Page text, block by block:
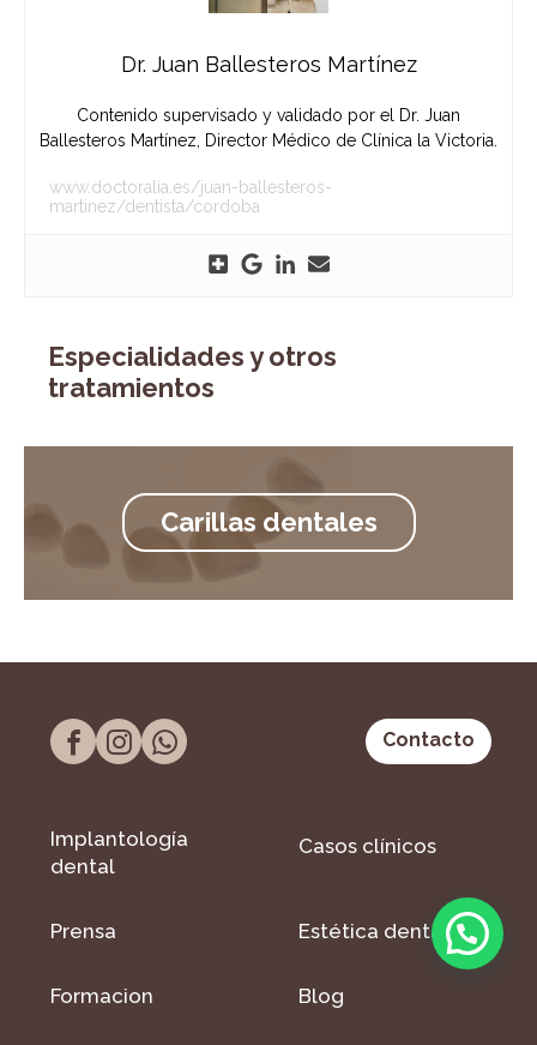
Dr. Juan Ballesteros Martínez
Contenido supervisado y validado por el Dr. Juan
Ballesteros Martínez, Director Médico de Clínica la Victoria.
www.doctoralia.es/juan-ballesteros-
martinez/dentista/cordoba
Especialidades y otros
tratamientos
Carillas dentales
Contacto
Implantología
dental
Casos clínicos
Prensa Estética dental
Formacion Blog